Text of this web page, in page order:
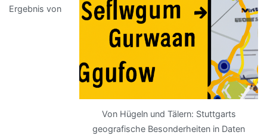
Von Hügeln und Tälern: Stuttgarts
geografische Besonderheiten in Daten
Ergebnis von